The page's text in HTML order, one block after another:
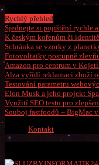
Rychlý přehled
Sjednejte si pojištění rychle
K českým kořenům či
Schránka se vzorky z
Fotovoltaiky postupně
Amazon pro centrum v
Alza vyřídí reklamaci zboží
Testování parametru
Elon Musk a jeho projekt
Využití SEO testu pro
Souboj fastfoodů – BigMac
Kontakt